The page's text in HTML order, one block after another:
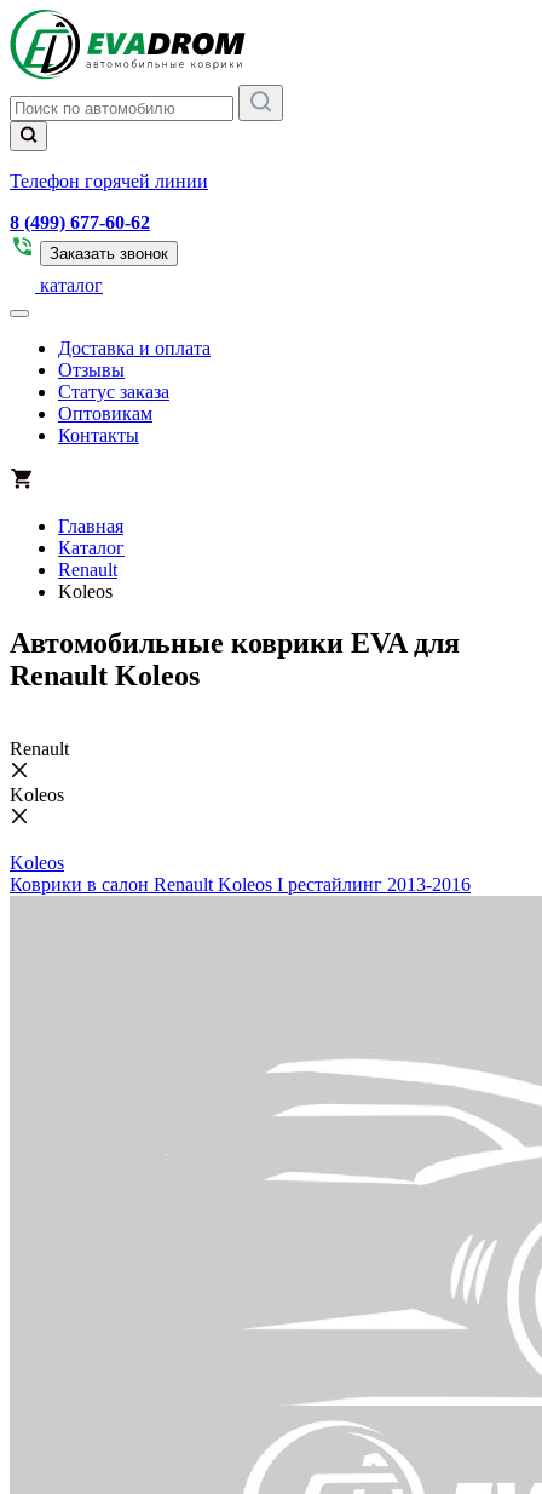
Телефон горячей линии
8 (499) 677-60-62
Заказать звонок
каталог
Доставка и оплата
Отзывы
Статус заказа
Оптовикам
Контакты
Главная
Каталог
Renault
Koleos
Автомобильные коврики EVA для
Renault Koleos
Renault
Koleos
Koleos
Коврики в салон Renault Koleos I рестайлинг 2013-2016